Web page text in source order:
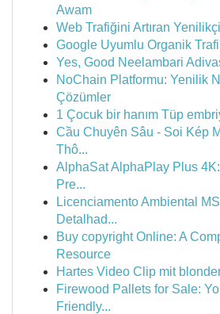
Awam
Web Trafiğini Artıran
Google Uyumlu Organik
Yes, Good Neelambari
NoChain Platformu: Yenilik
Çözümler
1 Çocuk bir hanım Tüp
Cầu Chuyên Sâu - Soi Kép
Thô...
AlphaSat AlphaPlay Plus
Pre...
Licenciamento Ambiental
Detalhad...
Buy copyright Online: A
Resource
Hartes Video Clip mit
Firewood Pallets for Sale:
Friendly...